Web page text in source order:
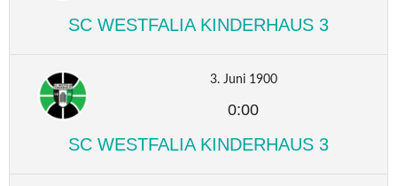
SC WESTFALIA KINDERHAUS 3
3. Juni 1900
0:00
SC WESTFALIA KINDERHAUS 3